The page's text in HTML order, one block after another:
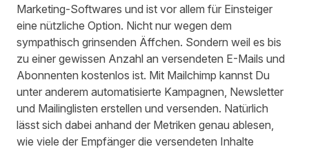
Marketing-Softwares und ist vor allem für Einsteiger
eine nützliche Option. Nicht nur wegen dem
sympathisch grinsenden Äffchen. Sondern weil es bis
zu einer gewissen Anzahl an versendeten E-Mails und
Abonnenten kostenlos ist. Mit Mailchimp kannst Du
unter anderem automatisierte Kampagnen, Newsletter
und Mailinglisten erstellen und versenden. Natürlich
lässt sich dabei anhand der Metriken genau ablesen,
wie viele der Empfänger die versendeten Inhalte